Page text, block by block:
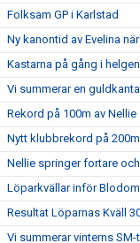
Folksam GP i Karlstad
Ny kanontid av Evelina
Kastarna på gång i helgen
Vi summerar en
Rekord på 100m av Nellie
Nytt klubbrekord på 200m
Nellie springer fortare
Löparkvällar inför
Resultat Löparnas Kväll
Vi summerar vinterns